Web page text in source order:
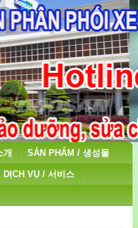
개 SẢN PHẨM / 생성물
DỊCH VỤ / 서비스